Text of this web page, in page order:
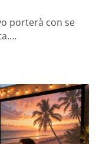
porterà con se